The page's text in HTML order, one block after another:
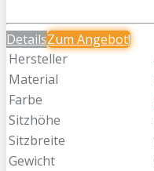
DetailsZum Angebot!
Hersteller
Material
Farbe
Sitzhöhe
Sitzbreite
Gewicht